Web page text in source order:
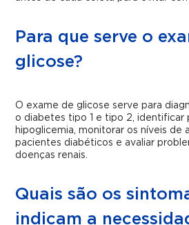
Para que serve o
glicose?
O exame de glicose serve para
o diabetes tipo 1 e tipo 2, identificar
hipoglicemia, monitorar os níveis de
pacientes diabéticos e avaliar
doenças renais.
Quais são os
indicam a